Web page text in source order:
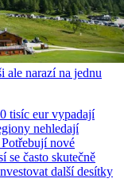
ale narazí na jednu
tisíc eur vypadají
nehledají
nové
se často skutečně
další desítky